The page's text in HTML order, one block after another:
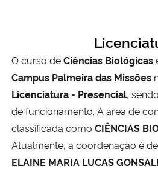
O curso deCiências Biológicas
Campus Palmeira das Missões
Licenciatura - Presencial, sendo
de funcionamento. A área de
classificada como CIÊNCIAS
Atualmente, a coordenação é
ELAINE MARIA LUCAS